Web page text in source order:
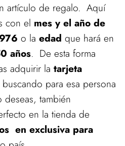
artículo de regalo. Aquí
con el mes y el año de
o la edad que hará en
años. De esta forma
adquirir la tarjeta
para esa persona
también
en la tienda de
en exclusiva para